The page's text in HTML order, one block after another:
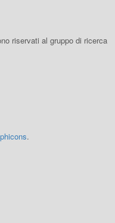
riservati al gruppo di ricerca
.